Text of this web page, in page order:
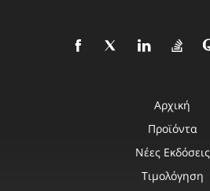
Αρχική
Προϊόντα
Νέες Εκδόσεις
Τιμολόγηση